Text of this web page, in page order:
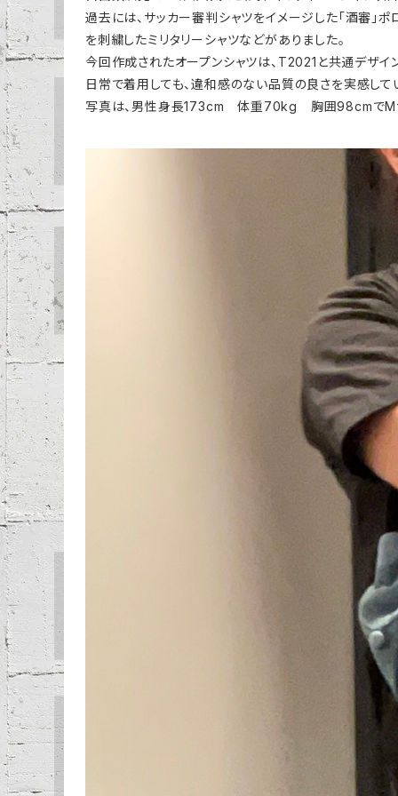
過去には、サッカー審判シャツをイメージした「酒審」
を刺繍したミリタリーシャツなどがありました。
今回作成されたオープンシャツは、T2021と共通デザイ
日常で着用しても、違和感のない品質の良さを実感して
写真は、男性身長173cm 体重70kg 胸囲98cmでM